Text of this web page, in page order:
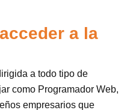
a la
a todo tipo de
como Programador Web,
empresarios que